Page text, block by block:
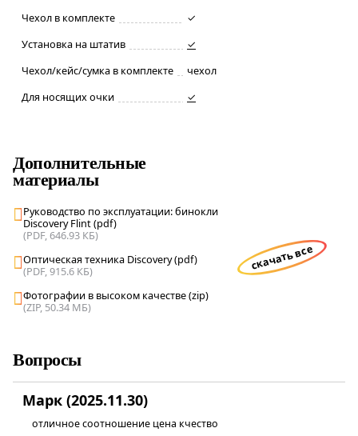
Чехол в комплекте
✓
Установка на штатив
✓
Чехол/кейс/сумка в комплекте
чехол
Для носящих очки
✓
Дополнительные
материалы
Руководство по эксплуатации: бинокли
Discovery Flint (pdf)
(PDF, 646.93 КБ)
Оптическая техника Discovery (pdf)
(PDF, 915.6 КБ)
Фотографии в высоком качестве (zip)
(ZIP, 50.34 МБ)
скачать все
Вопросы
Марк (2025.11.30)
отличное соотношение цена кчество